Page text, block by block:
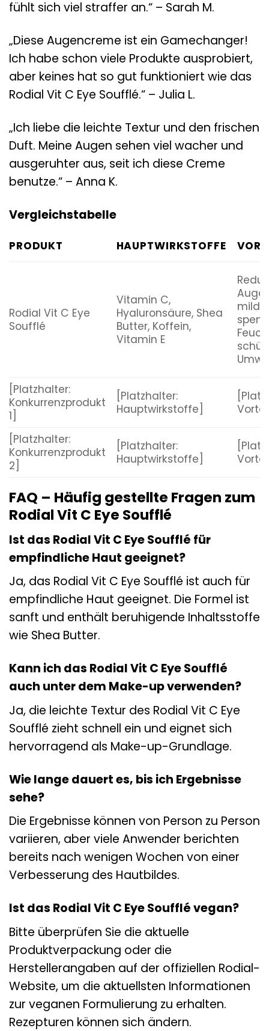
fühlt sich viel straffer an.“ – Sarah M.
„Diese Augencreme ist ein Gamechanger!
Ich habe schon viele Produkte ausprobiert,
aber keines hat so gut funktioniert wie das
Rodial Vit C Eye Soufflé.“ – Julia L.
„Ich liebe die leichte Textur und den frischen
Duft. Meine Augen sehen viel wacher und
ausgeruhter aus, seit ich diese Creme
benutze.“ – Anna K.
Vergleichstabelle
PRODUKT HAUPTWIRKSTOFFE
Rodial Vit C Eye
Soufflé
Vitamin C,
Hyaluronsäure, Shea
Butter, Koffein,
Vitamin E
[Platzhalter:
Konkurrenzprodukt
1]
[Platzhalter:
Hauptwirkstoffe]
[Platzhalter:
Konkurrenzprodukt
2]
[Platzhalter:
Hauptwirkstoffe]
FAQ – Häufig gestellte Fragen zum
Rodial Vit C Eye Soufflé
Ist das Rodial Vit C Eye Soufflé für
empfindliche Haut geeignet?
Ja, das Rodial Vit C Eye Soufflé ist auch für
empfindliche Haut geeignet. Die Formel ist
sanft und enthält beruhigende Inhaltsstoffe
wie Shea Butter.
Kann ich das Rodial Vit C Eye Soufflé
auch unter dem Make-up verwenden?
Ja, die leichte Textur des Rodial Vit C Eye
Soufflé zieht schnell ein und eignet sich
hervorragend als Make-up-Grundlage.
Wie lange dauert es, bis ich Ergebnisse
sehe?
Die Ergebnisse können von Person zu Person
variieren, aber viele Anwender berichten
bereits nach wenigen Wochen von einer
Verbesserung des Hautbildes.
Ist das Rodial Vit C Eye Soufflé vegan?
Bitte überprüfen Sie die aktuelle
Produktverpackung oder die
Herstellerangaben auf der offiziellen Rodial-
Website, um die aktuellsten Informationen
zur veganen Formulierung zu erhalten.
Rezepturen können sich ändern.